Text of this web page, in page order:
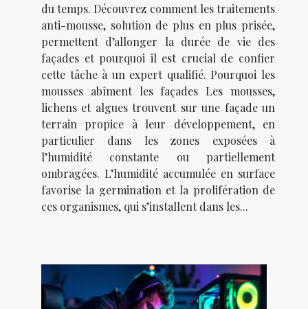
du temps. Découvrez comment les traitements
anti-mousse, solution de plus en plus prisée,
permettent d’allonger la durée de vie des
façades et pourquoi il est crucial de confier
cette tâche à un expert qualifié. Pourquoi les
mousses abîment les façades Les mousses,
lichens et algues trouvent sur une façade un
terrain propice à leur développement, en
particulier dans les zones exposées à
l’humidité constante ou partiellement
ombragées. L’humidité accumulée en surface
favorise la germination et la prolifération de
ces organismes, qui s’installent dans les...